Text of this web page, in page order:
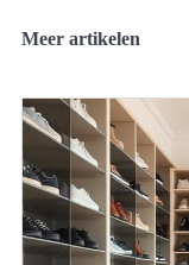
Meer artikelen